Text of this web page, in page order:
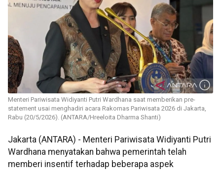
Menteri Pariwisata Widiyanti Putri Wardhana saat memberikan pre-
statement usai menghadiri acara Rakornas Pariwisata 2026 di Jakarta,
Rabu (20/5/2026). (ANTARA/Hreeloita Dharma Shanti)
Jakarta (ANTARA) - Menteri Pariwisata Widiyanti Putri
Wardhana menyatakan bahwa pemerintah telah
memberi insentif terhadap beberapa aspek